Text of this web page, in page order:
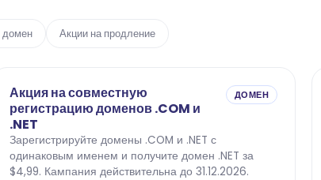
домен Акции на продление
Акция на совместную
регистрацию доменов .COM и
.NET
ДОМЕН
Зарегистрируйте домены .COM и .NET с
одинаковым именем и получите домен .NET за
$4,99. Кампания действительна до 31.12.2026.